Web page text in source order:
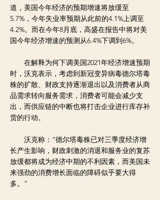
道，美国今年经济的预期增速将放缓至
5.7%，今年失业率预期从此前的4.1%上调至
4.2%。而在今年8月底，高盛在报告中将对美
国今年经济增速的预测从6.4%下调到6%。
在解释为何下调美国2021年经济增速预期
时，沃克表示，考虑到新冠变异病毒德尔塔毒
株的扩散、财政支持逐渐退出以及消费者从商
品需求转向服务需求，消费者可能会减少支
出，而供应链的中断也将打击企业进行库存补
货的行动。
沃克称：“德尔塔毒株已对三季度经济增
长产生影响，财政刺激的消退和服务业的复苏
放缓都将成为经济中期的不利因素，而美国未
来强劲的消费增长面临的障碍似乎要大得
多。”